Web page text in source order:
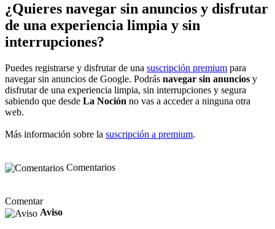
¿Quieres navegar sin anuncios y disfrutar
de una experiencia limpia y sin
interrupciones?
Puedes registrarse y disfrutar de una suscripción premium para
navegar sin anuncios de Google. Podrás navegar sin anuncios y
disfrutar de una experiencia limpia, sin interrupciones y segura
sabiendo que desde La Noción no vas a acceder a ninguna otra
web.
Más información sobre la suscripción a premium.
Comentarios
Comentar
Aviso